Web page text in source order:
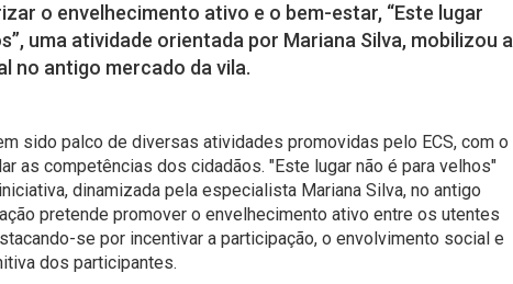
o envelhecimento ativo e o bem-estar, “Este lugar
uma atividade orientada por Mariana Silva, mobilizou a
no antigo mercado da vila.
sido palco de diversas atividades promovidas pelo ECS, com o
as competências dos cidadãos. "Este lugar não é para velhos"
dinamizada pela especialista Mariana Silva, no antigo
pretende promover o envelhecimento ativo entre os utentes
se por incentivar a participação, o envolvimento social e
dos participantes.